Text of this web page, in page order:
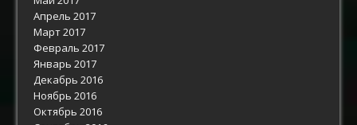
Апрель 2017
Март 2017
Февраль 2017
Январь 2017
Декабрь 2016
Ноябрь 2016
Октябрь 2016